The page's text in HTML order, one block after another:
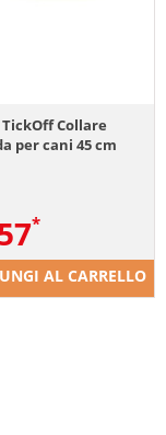
TickOff Collare
per cani 45 cm
AL CARRELLO